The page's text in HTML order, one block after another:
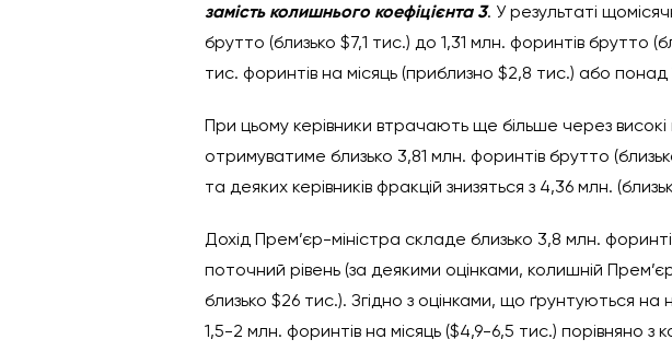
замість колишнього коефіцієнта 3. У результаті
брутто (близько $7,1 тис.) до 1,31 млн. форинтів
тис. форинтів на місяць (приблизно $2,8 тис.) або
При цьому керівники втрачають ще більше через високі
отримуватиме близько 3,81 млн. форинтів брутто
та деяких керівників фракцій знизяться з 4,36 млн.
Дохід Прем’єр-міністра складе близько 3,8 млн.
поточний рівень (за деякими оцінками, колишній
близько $26 тис.). Згідно з оцінками, що ґрунтуються на
1,5-2 млн. форинтів на місяць ($4,9-6,5 тис.) порівняно з